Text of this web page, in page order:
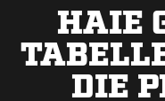
HAIE
DIE